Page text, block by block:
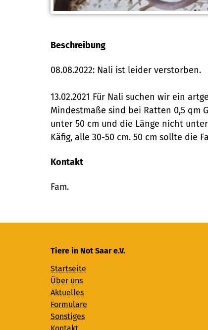
Beschreibung
08.08.2022: Nali ist leider verstorben.
13.02.2021 Für Nali suchen wir ein
Mindestmaße sind bei Ratten 0,5 qm
unter 50 cm und die Länge nicht
Käfig, alle 30-50 cm. 50 cm sollte die
Kontakt
Fam.
Tiere in Not Saar e.V.
Startseite
Über uns
Aktuelles
Formulare
Sonstiges